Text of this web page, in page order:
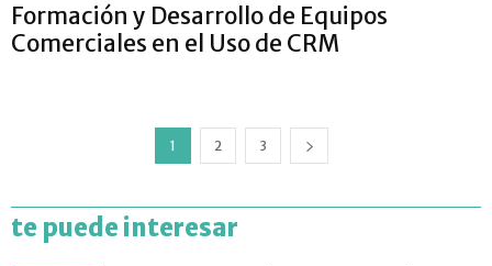
Formación y Desarrollo de Equipos
Comerciales en el Uso de CRM
1 2 3
te puede interesar